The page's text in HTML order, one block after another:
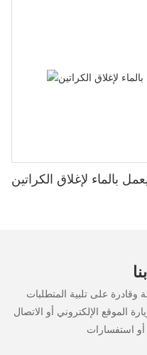
بالماء لإغلاق الكراتين
على تلبية المتطلبات
الموقع الإلكتروني أو الاتصال